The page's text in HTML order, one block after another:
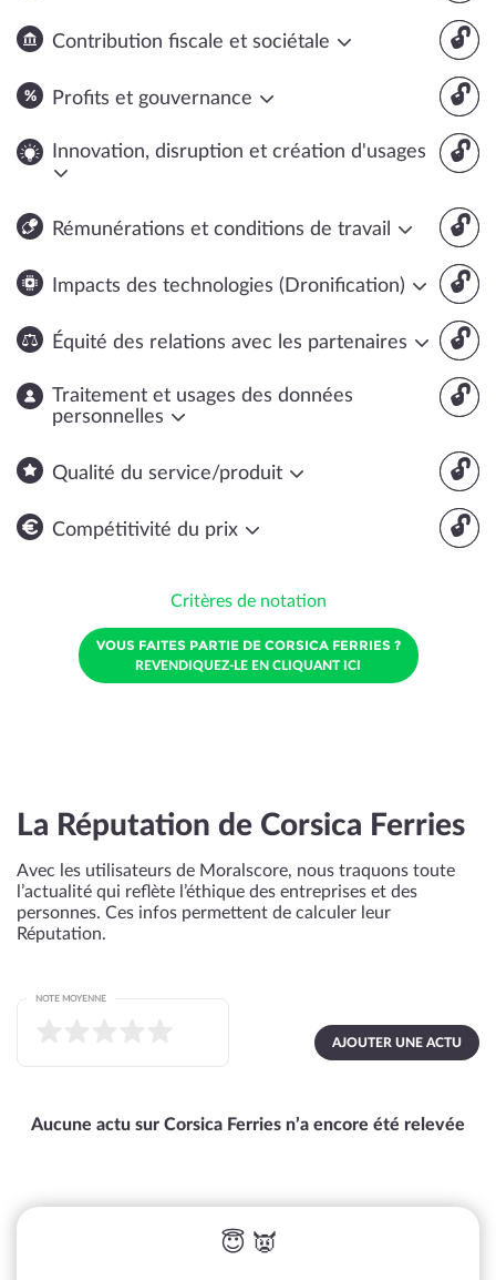
🔓
Contribution fiscale et sociétale
🔓
Profits et gouvernance
🔓
Innovation, disruption et création d'usages
🔓
Rémunérations et conditions de travail
🔓
Impacts des technologies (Dronification)
🔓
Équité des relations avec les partenaires
🔓
Traitement et usages des données
personnelles
🔓
Qualité du service/produit
🔓
Compétitivité du prix
Critères de notation
VOUS FAITES PARTIE DE CORSICA FERRIES ?
REVENDIQUEZ-LE EN CLIQUANT ICI
La Réputation de Corsica Ferries
Avec les utilisateurs de Moralscore, nous traquons toute
l’actualité qui reflète l’éthique des entreprises et des
personnes. Ces infos permettent de calculer leur
Réputation.
AJOUTER UNE ACTU
NOTE MOYENNE
Aucune actu sur Corsica Ferries n’a encore été relevée
😇 👿